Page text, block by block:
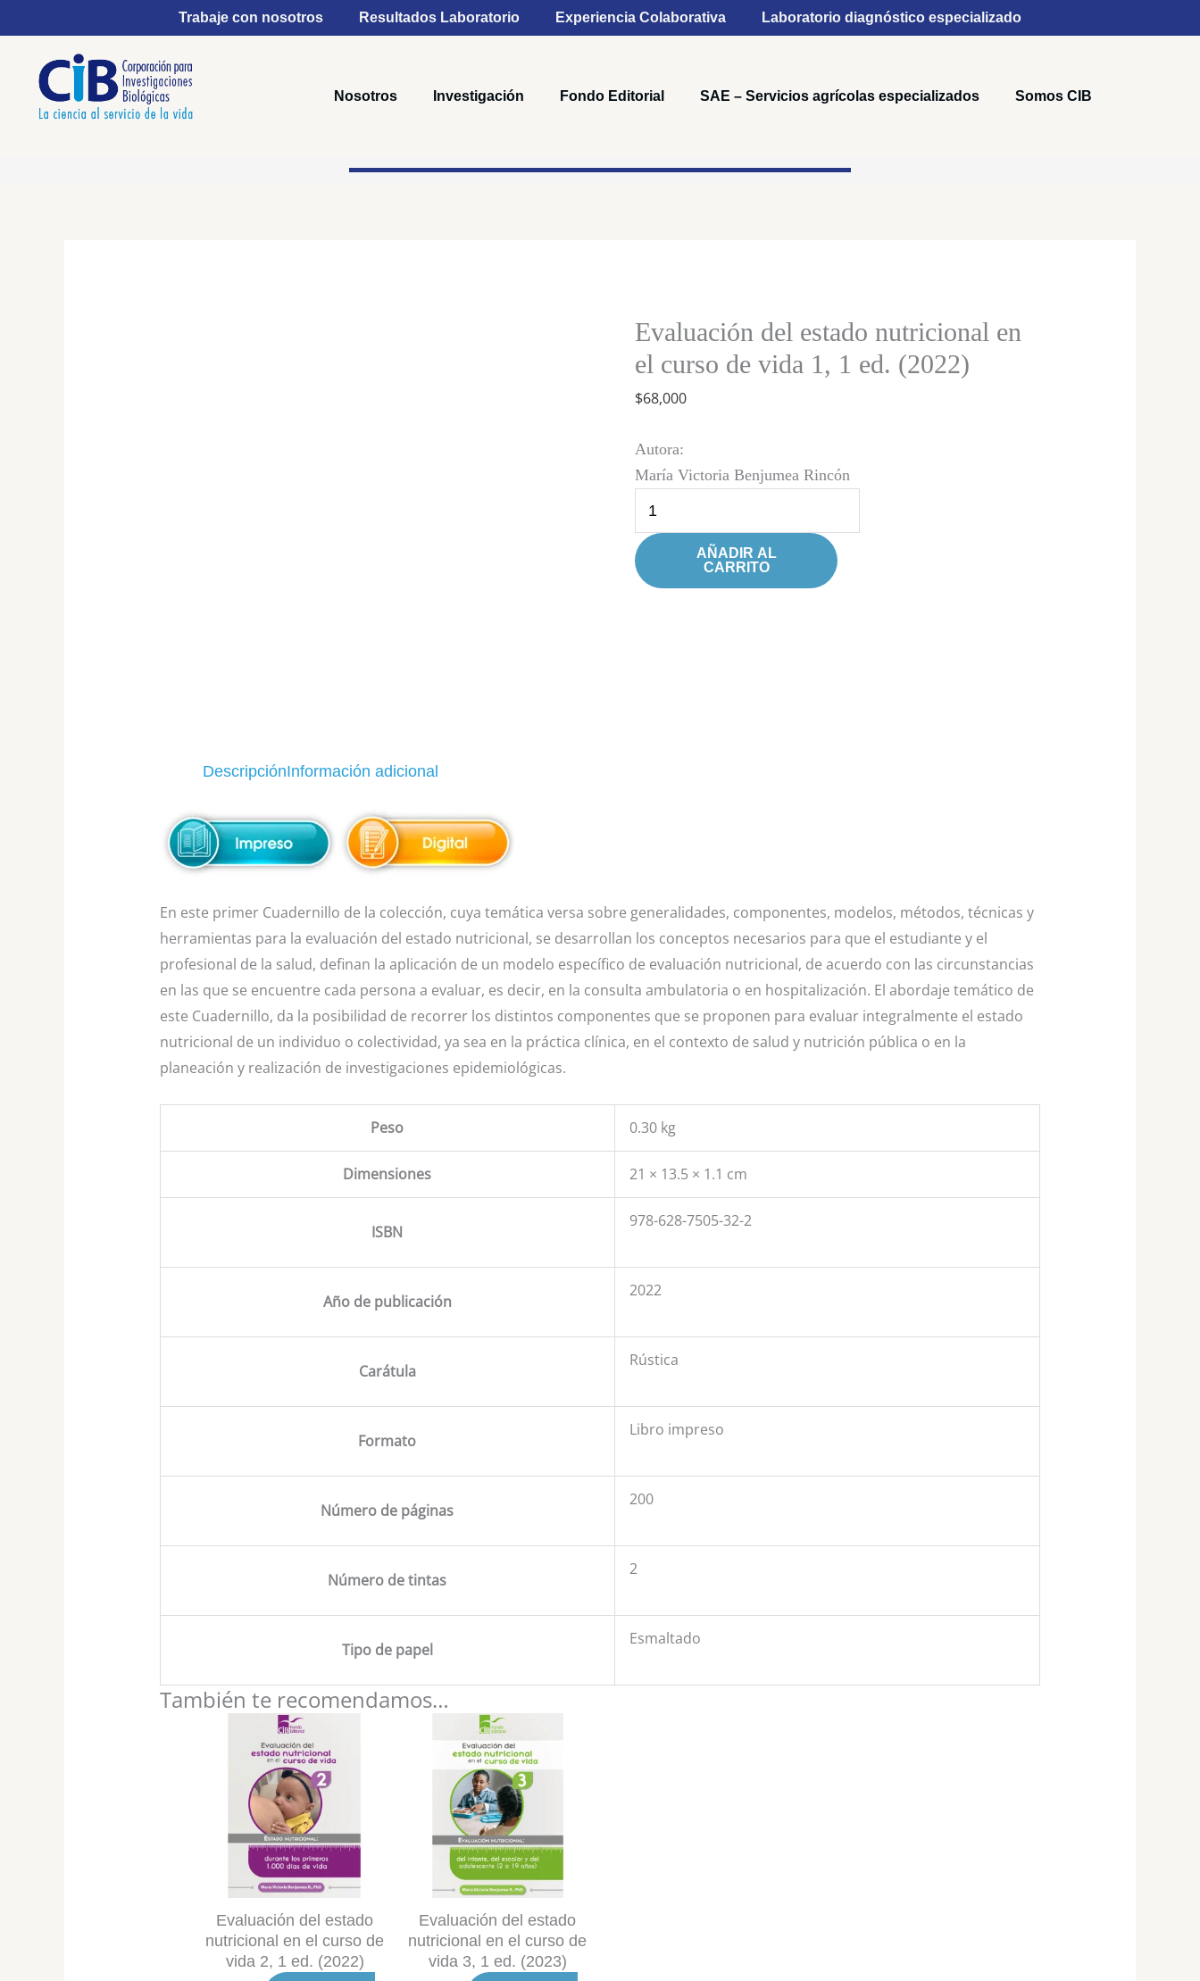
contenido
Trabaje con nosotros Resultados Laboratorio Experiencia Colaborativa Laboratorio diagnóstico especializado
Nosotros Investigación Fondo Editorial SAE – Servicios agrícolas especializados Somos CIB
Evaluación del estado nutricional en
el curso de vida 1, 1 ed. (2022)
$68,000
Autora:
María Victoria Benjumea Rincón
nutricional
en
el
de
vida
1
ed.
AÑADIR AL
CARRITO
DescripciónInformación adicional
En este primer Cuadernillo de la colección, cuya temática versa sobre generalidades, componentes, modelos, métodos, técnicas y
herramientas para la evaluación del estado nutricional, se desarrollan los conceptos necesarios para que el estudiante y el
profesional de la salud, definan la aplicación de un modelo específico de evaluación nutricional, de acuerdo con las circunstancias
en las que se encuentre cada persona a evaluar, es decir, en la consulta ambulatoria o en hospitalización. El abordaje temático de
este Cuadernillo, da la posibilidad de recorrer los distintos componentes que se proponen para evaluar integralmente el estado
nutricional de un individuo o colectividad, ya sea en la práctica clínica, en el contexto de salud y nutrición pública o en la
planeación y realización de investigaciones epidemiológicas.
Peso 0.30 kg
Dimensiones 21 × 13.5 × 1.1 cm
ISBN
978-628-7505-32-2
Año de publicación
2022
Carátula
Rústica
Formato
Libro impreso
Número de páginas
200
Número de tintas
2
Tipo de papel
Esmaltado
También te recomendamos…
Evaluación del estado
nutricional en el curso de
vida 2, 1 ed. (2022)
Evaluación del estado
nutricional en el curso de
vida 3, 1 ed. (2023)